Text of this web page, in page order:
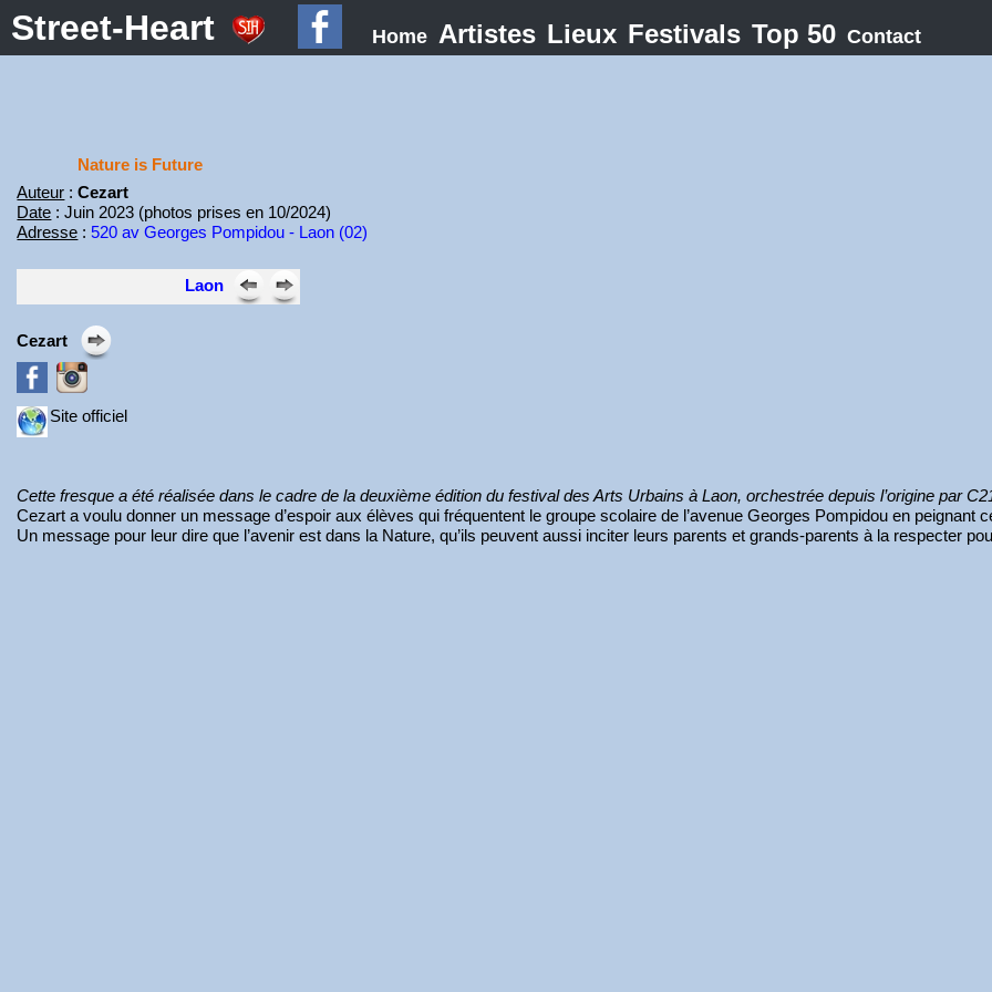
Street-Heart Home Artistes Lieux Festivals Top 50 Contact
Auteur :Cezart
Date : Juin 2023 (photos prises en 10/2024)
Adresse :520 av Georges Pompidou - Laon (02)
Laon
Cezart
Site officiel
Cette fresque a été réalisée dans le cadre de la deuxième édition du festival des Arts Urbains à Laon, orchestrée depuis l’origine par
Cezart a voulu donner un message d’espoir aux élèves qui fréquentent le groupe scolaire de l’avenue Georges Pompidou en
Un message pour leur dire que l’avenir est dans la Nature, qu’ils peuvent aussi inciter leurs parents et grands-parents à la respecter
Nature is Future